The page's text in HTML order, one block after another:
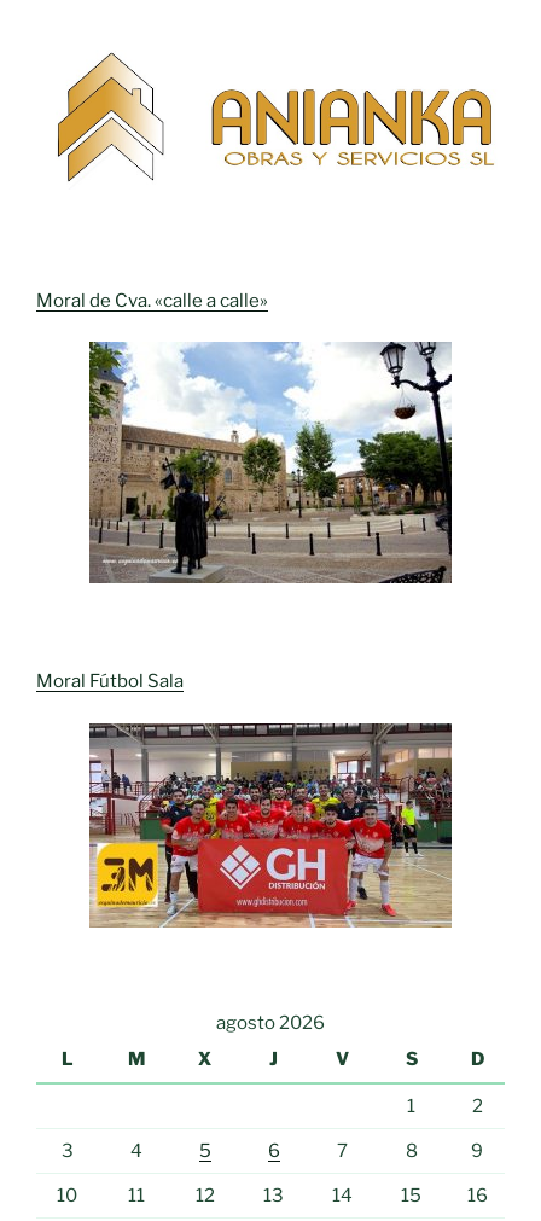
Moral de Cva. «calle a calle»
Moral Fútbol Sala
agosto 2026
L
M X J V S D
1 2
3 4 5 6 7 8 9
10 11 12 13 14 15 16